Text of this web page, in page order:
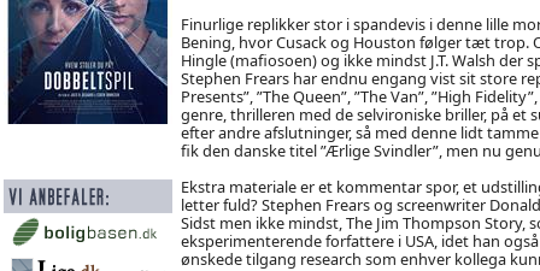
Finurlige replikker stor i spandevis i denne lille
Bening, hvor Cusack og Houston følger tæt trop.
Hingle (mafiosoen) og ikke mindst J.T. Walsh
Stephen Frears har endnu engang vist sit store
Presents”, ”The Queen”, ”The Van”, ”High
genre, thrilleren med de selvironiske briller, på
efter andre afslutninger, så med denne lidt
fik den danske titel ”Ærlige Svindler”, men nu
Ekstra materiale er et kommentar spor, et
letter fuld? Stephen Frears og screenwriter
Sidst men ikke mindst, The Jim Thompson
eksperimenterende forfattere i USA, idet han
ønskede tilgang research som enhver kollega